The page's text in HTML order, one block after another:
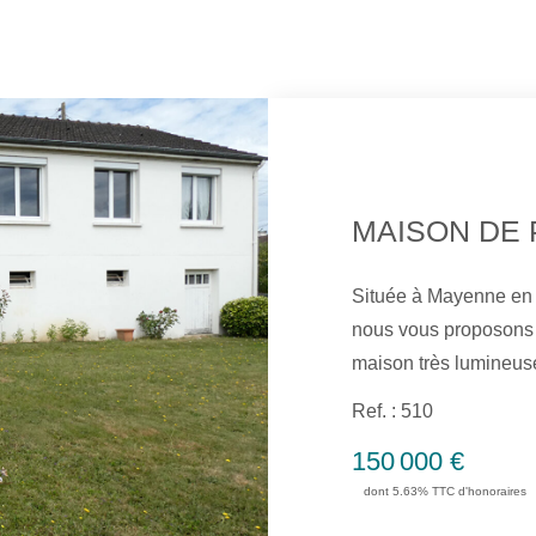
Située à Mayenne
nous vous
maison très
buanderie et un wc.
couverte bien
Ref. : 510
150 000 €
dont 5.63% TTC d'honoraires